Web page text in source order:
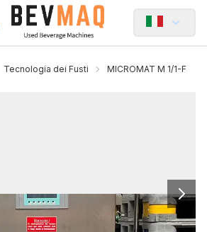
Tecnologia dei Fusti MICROMAT M 1/1-F